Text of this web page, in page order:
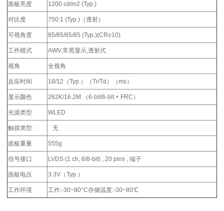
面板亮度 1200 cd/m2 (Typ.)
对比度 750:1 (Typ.)（透射）
可视角度 85/85/85/85 (Typ.)(CR≥10)
工作模式 AWV,常黑显示,透射式
视角 全视角
反应时间 18/12（Typ.）（Tr/Td）（ms）
显示颜色 262K/16.2M （6-bit/6-bit + FRC）
光源类型 WLED
触摸类型 无
面板重量 555g
信号接口 LVDS (1 ch, 6/8-bit) , 20 pins , 端子
面板电压 3.3V（Typ.）
工作环境 工作:-30~80°C存储温度:-30~80℃